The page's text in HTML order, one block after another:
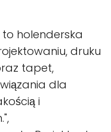
holenderska
druku
tapet,
dla
i